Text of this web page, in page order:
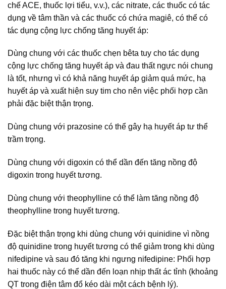
chế ACE, thuốc lợi tiểu, v.v.), các nitrate, các thuốc có tác
dụng về tâm thần và các thuốc có chứa magiê, có thể có
tác dụng cộng lực chống tăng huyết áp:
Dùng chung với các thuốc chẹn bêta tuy cho tác dụng
cộng lực chống tăng huyết áp và đau thất ngực nói chung
là tốt, nhưng vì có khả năng huyết áp giảm quá mức, hạ
huyết áp và xuất hiện suy tim cho nên việc phối hợp cần
phải đặc biệt thận trọng.
Dùng chung với prazosine có thể gây hạ huyết áp tư thể
trầm trọng.
Dùng chung với digoxin có thể dần đến tăng nồng độ
digoxin trong huyết tương.
Dùng chung với theophylline có thể làm tăng nồng độ
theophylline trong huyết tương.
Đặc biệt thận trọng khi dùng chung với quinidine vì nồng
độ quinidine trong huyết tương có thể giảm trong khi dùng
nifedipine và sau đó tăng khi ngưng nifedipine: Phối hợp
hai thuốc này có thể dần đến loạn nhịp thất ác tỉnh (khoảng
QT trong điện tâm đổ kéo dài một cách bệnh lý).